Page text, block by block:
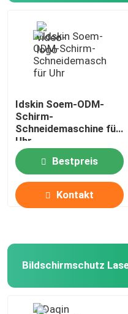
Personalisierte Vinyl-
3D-
Nano-gehärtetes Glas
Laser-Cutter-Gravierer
UV-Licht-Displayschutz
Idskin Soem-ODM-
Schirm-
Schneidemaschine für
Uhr
Bestpreis
Kontakt